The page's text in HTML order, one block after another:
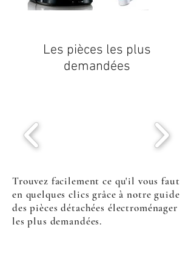
Les pièces les plus
demandées
Trouvez facilement ce qu'il vous faut
en quelques clics grâce à notre guide
des pièces détachées électroménager
les plus demandées.